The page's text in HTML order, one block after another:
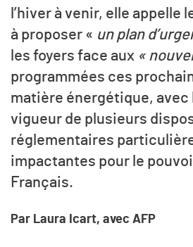
l’hiver à venir, elle appelle
à proposer « un plan
les foyers face aux «
programmées ces
matière énergétique, avec
vigueur de plusieurs
réglementaires
impactantes pour le
Français.
Par Laura Icart, avec AFP